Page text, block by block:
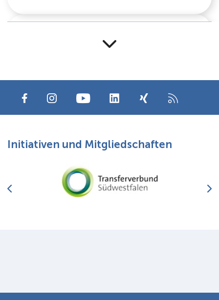
Standort Hagen
Initiativen und Mitgliedschaften